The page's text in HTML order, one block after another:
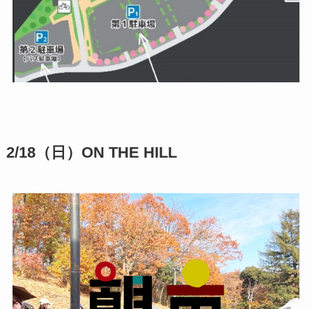
2/18（日）ON THE HILL